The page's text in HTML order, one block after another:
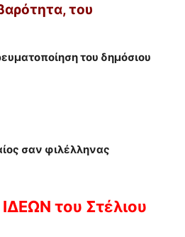
,του
του δημόσιου
σαν φιλέλληνας
του Στέλιου